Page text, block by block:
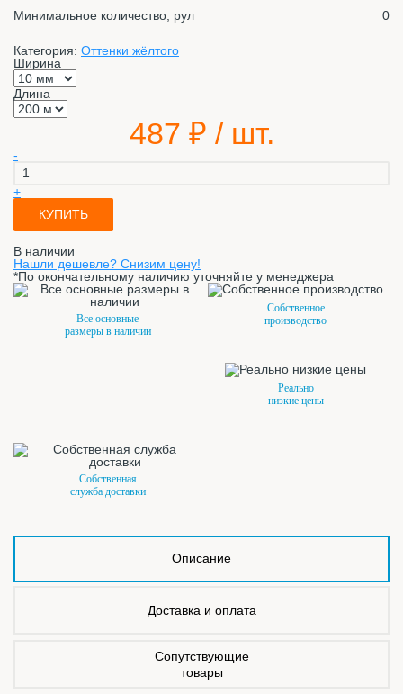
Минимальное количество, рул 0
Категория: Оттенки жёлтого
Ширина
Длина
487 ₽ / шт.
-
+
КУПИТЬ
В наличии
Нашли дешевле? Снизим цену!
*По окончательному наличию уточняйте у менеджера
Все основные
размеры в наличии
Собственное
производство
Реально
низкие цены
Собственная
служба доставки
Описание
Доставка и оплата
Сопутствующие
товары